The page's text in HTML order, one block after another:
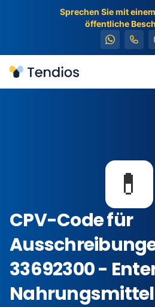
Sprechen Sie mit
öffentliche
Tendios
💊
CPV-Code für
33692300 -
Nahrungsmittel